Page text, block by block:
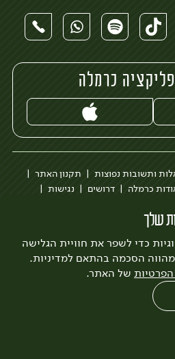
שלך
כדי לשפר את חוויית הגלישה
הסכמה בהתאם למדיניות.
הפרטיות של האתר.
כרמלה
ותשובות נפוצות
תקנון האתר
כרמלה דרושים
נגישות
מדיניות פרטיות
עיצוב:3bears פיתוח:Quatro